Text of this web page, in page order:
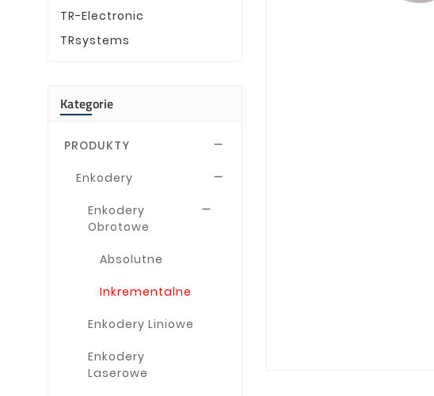
TR-Electronic
TRsystems
Kategorie
PRODUKTY 
Enkodery 
Enkodery
Obrotowe

Absolutne
Inkrementalne
Enkodery Liniowe
Enkodery
Laserowe